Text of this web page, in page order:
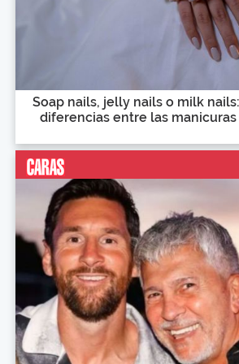
Soap nails, jelly nails o milk
diferencias entre las